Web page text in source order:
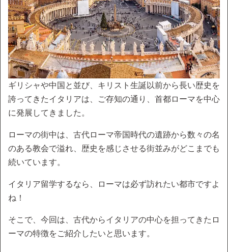
ギリシャや中国と並び、キリスト生誕以前から長い歴史を
誇ってきたイタリアは、ご存知の通り、首都ローマを中心
に発展してきました。
ローマの街中は、古代ローマ帝国時代の遺跡から数々の名
のある教会で溢れ、歴史を感じさせる街並みがどこまでも
続いています。
イタリア留学するなら、ローマは必ず訪れたい都市ですよ
ね！
そこで、今回は、古代からイタリアの中心を担ってきたロ
ーマの特徴をご紹介したいと思います。